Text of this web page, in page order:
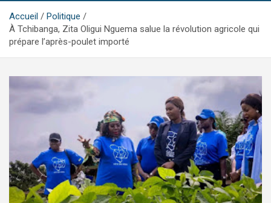
Accueil
Politique
À Tchibanga, Zita Oligui Nguema salue la révolution agricole qui
prépare l’après-poulet importé